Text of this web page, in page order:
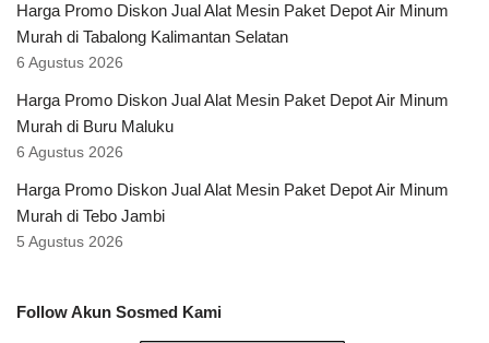
Harga Promo Diskon Jual Alat Mesin Paket Depot Air Minum
Murah di Tabalong Kalimantan Selatan
6 Agustus 2026
Harga Promo Diskon Jual Alat Mesin Paket Depot Air Minum
Murah di Buru Maluku
6 Agustus 2026
Harga Promo Diskon Jual Alat Mesin Paket Depot Air Minum
Murah di Tebo Jambi
5 Agustus 2026
Follow Akun Sosmed Kami